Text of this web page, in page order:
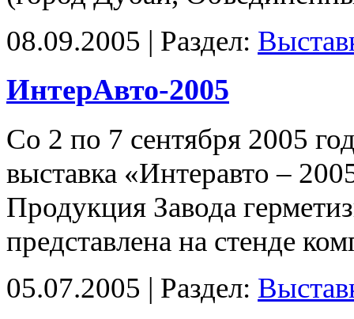
08.09.2005 | Раздел:
ИнтерАвто-2005
Со 2 по 7 сентября 2005
выставка «Интеравто –
Продукция Завода
представлена на стенде
05.07.2005 | Раздел: